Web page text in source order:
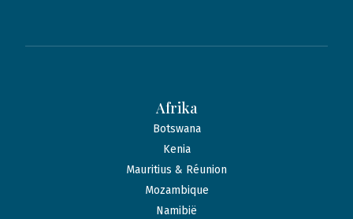
Afrika
Botswana
Kenia
Mauritius & Réunion
Mozambique
Namibië